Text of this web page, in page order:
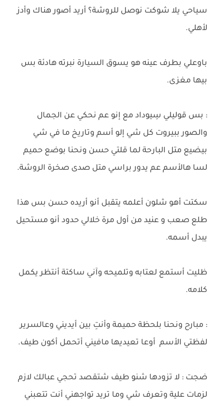
سياحي يلا شوكت نوصل للروشة؟ أريد أصور هناك وأدز
لأهلي.
باوعلي بطرف عينه هو يسوق السيارة نبرته هادئة بس
بيها مغزى.
: بس قوليلي سِيوداد مع إنو عم نحكي عن الجمال
والصور ببيروت كل شي إلو أسم وتاريخ ما في شي
بيضيع متل البارحة لما قلتي حسن ونحنا بوضع حميم
لسا هالأسم عم يدور براسي متل صدى صخرة الروشة.
سكتت أهو شلون أعلمه يتقبل أنو أريده حسن بس هذا
طلع صعب و عنيد من أول مرة خلالي حدود أنو مستحيل
يبدل أسمه.
ظليت أستمع لعتابه وتلميحه وآني ساكتة أنتظر يكمل
كلامه.
: مبارح ونحنا بلحظة حميمة وأنتِ بين أيديني وعالسرير
لفظتي الأسم أوعا تعيديها مافيني أتحمل أكون طيف.
ضجت : لا تزودها شنو طيف شتقصد تحجي عبالك لازم
لزمات علية وتعرف شي وما تريد تواجهني أنت تتعبني